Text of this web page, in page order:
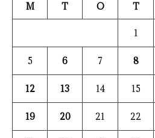
M T O T
1
5 6 7 8
12 13 14 15
19 20 21 22